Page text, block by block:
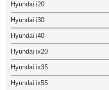
Hyundai i20
Hyundai i30
Hyundai i40
Hyundai ix20
Hyundai ix35
Hyundai ix55